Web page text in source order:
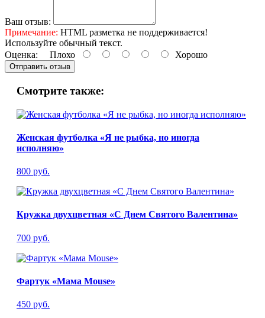
Ваш отзыв:
Примечание: HTML разметка не поддерживается!
Используйте обычный текст.
Оценка: Плохо Хорошо
Отправить отзыв
Смотрите также:
Женская футболка «Я не рыбка, но иногда
исполняю»
800 руб.
Кружка двухцветная «С Днем Святого Валентина»
700 руб.
Фартук «Мама Mouse»
450 руб.